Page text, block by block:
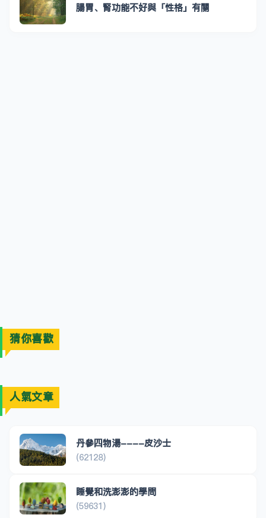
腸胃、腎功能不好與「性格」有關
猜你喜歡
人氣文章
丹參四物湯----皮沙士
(62128)
睡覺和洗澎澎的學問
(59631)